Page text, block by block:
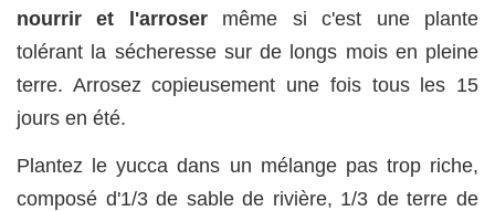
nourrir et l'arrosermême si c'est une plante
tolérant la sécheresse sur de longs mois en pleine
terre. Arrosez copieusement une fois tous les 15
jours en été.
Plantez le yucca dans un mélange pas trop riche,
composé d'1/3 de sable de rivière, 1/3 de terre de